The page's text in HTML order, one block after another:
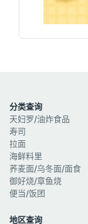
分类查询
天妇罗/油炸食品
寿司
拉面
海鲜料里
荞麦面/乌冬面/面食
御好烧/章鱼烧
便当/饭团
地区查询